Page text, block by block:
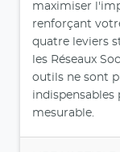
maximiser
renforçant
quatre leviers
les Réseaux
outils ne sont
mesurable.